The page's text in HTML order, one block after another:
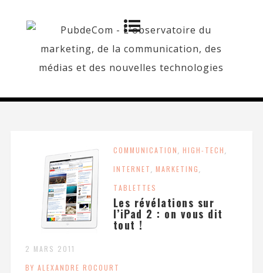
COMMUNICATION, HIGH-TECH,
INTERNET, MARKETING,
TABLETTES
Les révélations sur
l’iPad 2 : on vous dit
tout !
2 MARS 2011
BY ALEXANDRE ROCOURT